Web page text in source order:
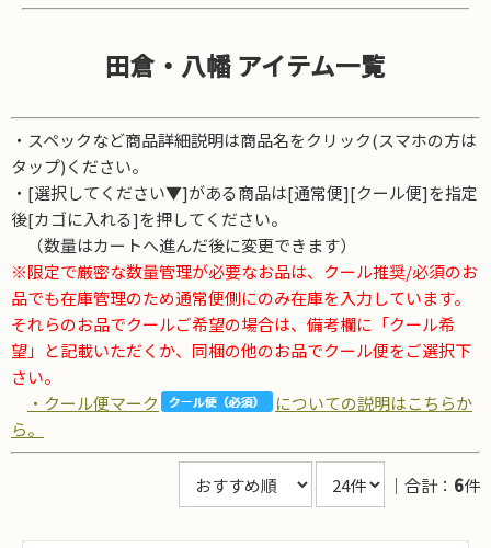
田倉・八幡 アイテム一覧
・スペックなど商品詳細説明は商品名をクリック(スマホの方は
タップ)ください。
・[選択してください▼]がある商品は[通常便][クール便]を指定
後[カゴに入れる]を押してください。
（数量はカートへ進んだ後に変更できます）
※限定で厳密な数量管理が必要なお品は、クール推奨/必須のお
品でも在庫管理のため通常便側にのみ在庫を入力しています。
それらのお品でクールご希望の場合は、備考欄に「クール希
望」と記載いただくか、同梱の他のお品でクール便をご選択下
さい。
・クール便マーク
についての説明はこちらか
ら。
｜合計： 6件